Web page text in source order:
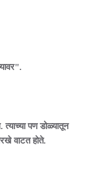
पण डोळ्यातून
वाटत होते.